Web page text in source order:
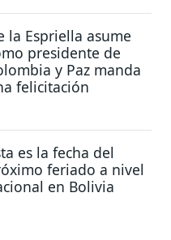
la Espriella asume
presidente de
y Paz manda
felicitación
es la fecha del
feriado a nivel
en Bolivia